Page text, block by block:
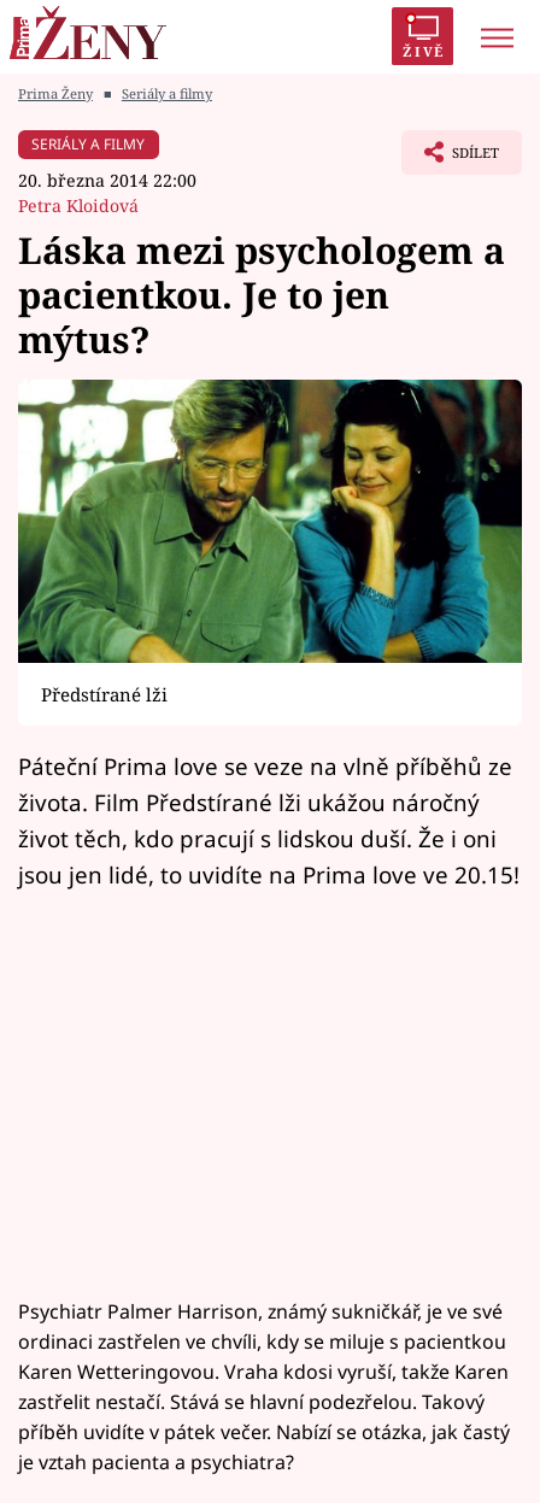
ŽIVĚ
Módní alarm
Témata
Celebrity
Vztahy
Seriály
Horoskopy
Sledujte prima+
Filmový festival Karlovy Vary
Mámy sobě
Přihlášení
Prima Ženy ■ Seriály a filmy
SERIÁLY A FILMY
20. března 2014 22:00
Petra Kloidová
SDÍLET
Láska mezi psychologem a
pacientkou. Je to jen
mýtus?
Předstírané lži
Páteční Prima love se veze na vlně příběhů ze
života. Film Předstírané lži ukážou náročný
život těch, kdo pracují s lidskou duší. Že i oni
jsou jen lidé, to uvidíte na Prima love ve 20.15!
Psychiatr Palmer Harrison, známý sukničkář, je ve své
ordinaci zastřelen ve chvíli, kdy se miluje s pacientkou
Karen Wetteringovou. Vraha kdosi vyruší, takže Karen
zastřelit nestačí. Stává se hlavní podezřelou. Takový
příběh uvidíte v pátek večer. Nabízí se otázka, jak častý
je vztah pacienta a psychiatra?